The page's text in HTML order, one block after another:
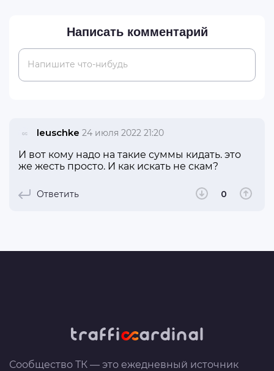
Написать комментарий
Напишите что-нибудь
leuschke 24 июля 2022 21:20
И вот кому надо на такие суммы кидать. это
же жесть просто. И как искать не скам?
Ответить 0
Сообщество ТК — это ежедневный источник